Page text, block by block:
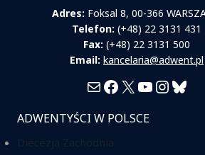
Adres: Foksal 8, 00-366
Telefon: (+48) 22 3131 431
Fax: (+48) 22 3131 500
Email: kancelaria@adwent.pl
MailFacebook
X YouTube
ADWENTYŚCI W POLSCE